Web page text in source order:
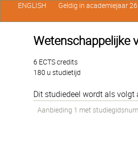
Wetenschappelijke
6 ECTS credits
180 u studietijd
Dit studiedeel wordt als volgt
Aanbieding 1 met
ENGLISH Geldig in academiejaar